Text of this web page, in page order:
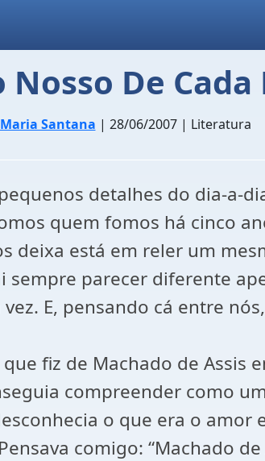
De Cada
Santana | 28/06/2007 | Literatura
detalhes do dia-a-
quem fomos há cinco
deixa está em reler um
sempre parecer diferente
E, pensando cá entre
fiz de Machado de Assis
compreender como
o que era o amor
comigo: “Machado